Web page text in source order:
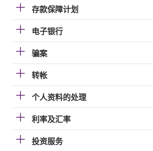
存款保障计划
电子银行
骗案
转帐
个人资料的处理
利率及汇率
投资服务